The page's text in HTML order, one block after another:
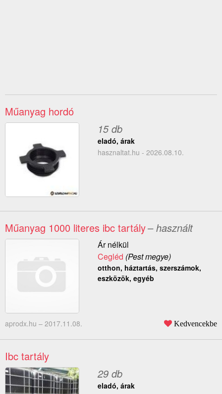
Műanyag hordó
15 db
eladó, árak
hasznaltat.hu - 2026.08.10.
Műanyag 1000 literes ibc tartály– használt
Ár nélkül
Cegléd (Pest megye)
otthon, háztartás, szerszámok,
eszközök, egyéb
aprodx.hu – 2017.11.08. Kedvencekbe
Ibc tartály
29 db
eladó, árak